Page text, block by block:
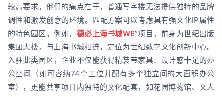
较高要求。他们的痛点在于，普通写字楼无法提供独特的品牌
调性和激发创意的环境。匹配方案可以考虑具有强文化IP属性
的特色园区。例如， 德必上海书城WE”项目，前身为世纪出版
集团大楼，与上海书城相连，定位为世纪数字文化创新中心。
入驻此类园区，企业不仅能获得精装带家具、设计感十足的办
公空间（如可容纳74个工位并配有多个独立间的大面积办公
室），更能共享项目内独特的文化配套，如花园博物馆、文人